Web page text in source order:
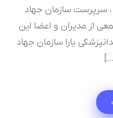
سرپرست سازمان جهاد
از مدیران و اعضا این
یارا سازمان جهاد